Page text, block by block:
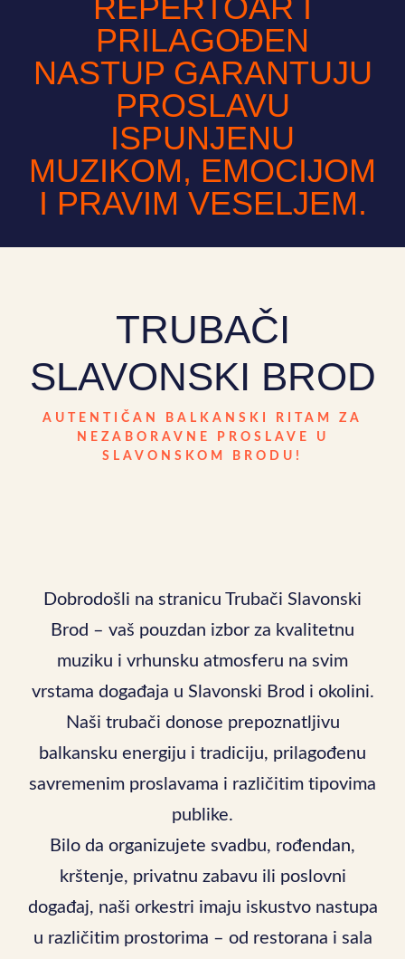
TRUBAČI
SLAVONSKI BROD
AUTENTIČAN BALKANSKI RITAM ZA
NEZABORAVNE PROSLAVE U
SLAVONSKOM BRODU!
Dobrodošli na stranicu Trubači Slavonski
Brod – vaš pouzdan izbor za kvalitetnu
muziku i vrhunsku atmosferu na svim
vrstama događaja u Slavonski Brod i okolini.
Naši trubači donose prepoznatljivu
balkansku energiju i tradiciju, prilagođenu
savremenim proslavama i različitim tipovima
publike.
Bilo da organizujete svadbu, rođendan,
krštenje, privatnu zabavu ili poslovni
događaj, naši orkestri imaju iskustvo nastupa
u različitim prostorima – od restorana i sala
REPERTOAR I
PRILAGOĐEN
NASTUP GARANTUJU
PROSLAVU
ISPUNJENU
MUZIKOM, EMOCIJOM
I PRAVIM VESELJEM.